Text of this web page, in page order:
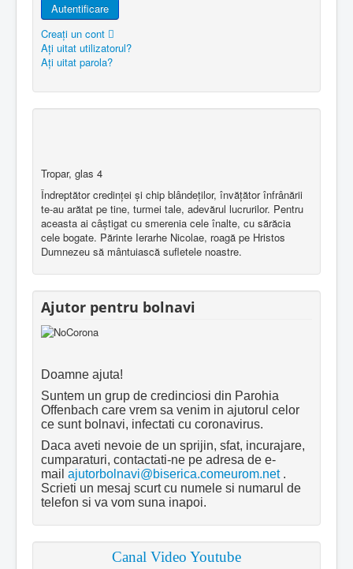
Autentificare
Creaţi un cont
Aţi uitat utilizatorul?
Aţi uitat parola?
Tropar, glas 4
Îndreptător credinţei şi chip blândeţilor, învăţător înfrânării
te-au arătat pe tine, turmei tale, adevărul lucrurilor. Pentru
aceasta ai câştigat cu smerenia cele înalte, cu sărăcia
cele bogate. Părinte Ierarhe Nicolae, roagă pe Hristos
Dumnezeu să mântuiască sufletele noastre.
Ajutor pentru bolnavi
Doamne ajuta!
Suntem un grup de credinciosi din Parohia
Offenbach care vrem sa venim in ajutorul celor
ce sunt bolnavi, infectati cu coronavirus.
Daca aveti nevoie de un sprijin, sfat, incurajare,
cumparaturi, contactati-ne pe adresa de e-
mail ajutorbolnavi@biserica.comeurom.net.
Scrieti un mesaj scurt cu numele si numarul de
telefon si va vom suna inapoi.
Canal Video Youtube